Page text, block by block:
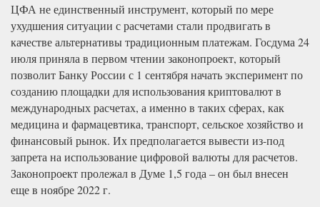
ЦФА не единственный инструмент, который по мере
ухудшения ситуации с расчетами стали продвигать в
качестве альтернативы традиционным платежам. Госдума 24
июля приняла в первом чтении законопроект, который
позволит Банку России с 1 сентября начать эксперимент по
созданию площадки для использования криптовалют в
международных расчетах, а именно в таких сферах, как
медицина и фармацевтика, транспорт, сельское хозяйство и
финансовый рынок. Их предполагается вывести из-под
запрета на использование цифровой валюты для расчетов.
Законопроект пролежал в Думе 1,5 года – он был внесен
еще в ноябре 2022 г.